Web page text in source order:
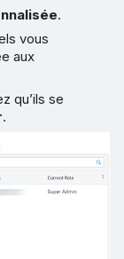
.
vous
aux
qu’ils se
.